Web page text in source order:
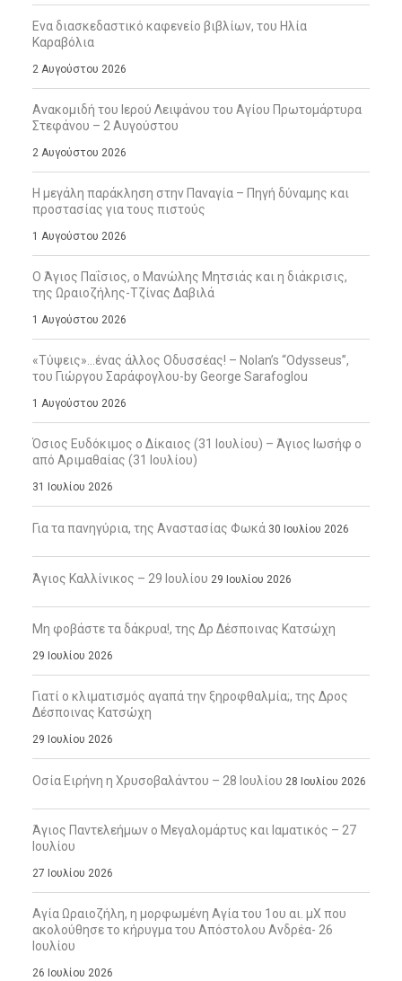
Ενα διασκεδαστικό καφενείο βιβλίων, του Ηλία
Καραβόλια
2 Αυγούστου 2026
Ανακομιδή του Ιερού Λειψάνου του Αγίου Πρωτομάρτυρα
Στεφάνου – 2 Αυγούστου
2 Αυγούστου 2026
Η μεγάλη παράκληση στην Παναγία – Πηγή δύναμης και
προστασίας για τους πιστούς
1 Αυγούστου 2026
Ο Άγιος Παΐσιος, ο Μανώλης Μητσιάς και η διάκρισις,
της Ωραιοζήλης-Τζίνας Δαβιλά
1 Αυγούστου 2026
«Τύψεις»…ένας άλλος Οδυσσέας! – Nolan’s “Odysseus”,
του Γιώργου Σαράφογλου-by George Sarafoglou
1 Αυγούστου 2026
Όσιος Ευδόκιμος ο Δίκαιος (31 Ιουλίου) – Άγιος Ιωσήφ ο
από Αριμαθαίας (31 Ιουλίου)
31 Ιουλίου 2026
Για τα πανηγύρια, της Αναστασίας Φωκά 30 Ιουλίου 2026
Άγιος Καλλίνικος – 29 Ιουλίου 29 Ιουλίου 2026
Μη φοβάστε τα δάκρυα!, της Δρ Δέσποινας Κατσώχη
29 Ιουλίου 2026
Γιατί ο κλιματισμός αγαπά την ξηροφθαλμία;, της Δρος
Δέσποινας Κατσώχη
29 Ιουλίου 2026
Οσία Ειρήνη η Χρυσοβαλάντου – 28 Ιουλίου 28 Ιουλίου 2026
Άγιος Παντελεήμων ο Μεγαλομάρτυς και Ιαματικός – 27
Ιουλίου
27 Ιουλίου 2026
Αγία Ωραιοζήλη, η μορφωμένη Αγία του 1ου αι. μΧ που
ακολούθησε το κήρυγμα του Απόστολου Ανδρέα- 26
Ιουλίου
26 Ιουλίου 2026